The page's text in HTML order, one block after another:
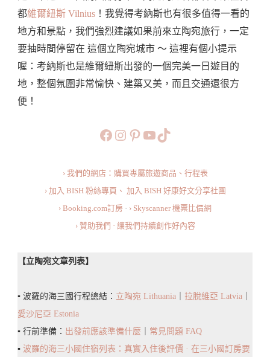
介、
熱
點、
方
旅
遊
注
意
Travel
Everything
You
都維爾紐斯 Vilnius ！我覺得考納斯也有很多值得一看的
地方和景點，我們強烈建議如果前來立陶宛旅行，一定
要抽時間停留在 這個立陶宛城市 ～ 這裡有個小提示
喔：考納斯也是維爾紐斯出發的一個完美一日遊目的
地，整個氛圍非常愉快、建築又美，而且交通還很方
便！
https://www.facebook.com/
https://
https://
旅行美食小短片TikTok
› 我們的網店：購買專屬旅遊商品、行程表
› 加入 BISH 粉絲專頁、 加入 BISH 好康好文分享社團
› Booking.com訂房 · › Skyscanner 機票比價網
› 贊助我們 · 讓我們持續創作好內容
【立陶宛文章列表】
▪️ 波羅的海三國行程總結： 立陶宛 Lithuania 拉脫維亞 Latvia
愛沙尼亞 Estonia
▪️ 行前準備： 出發前應該準備什麼
常見問題 FAQ
▪️ 波羅的海三小國住宿列表：真實入住後評價 · 在三小國訂房要